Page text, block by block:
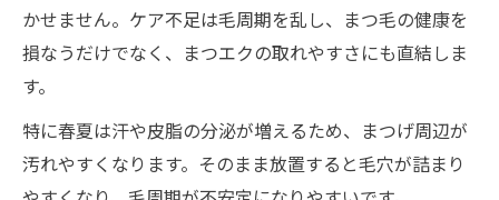
かせません。ケア不足は毛周期を乱し、まつ毛の健康を
損なうだけでなく、まつエクの取れやすさにも直結しま
す。
特に春夏は汗や皮脂の分泌が増えるため、まつげ周辺が
汚れやすくなります。そのまま放置すると毛穴が詰まり